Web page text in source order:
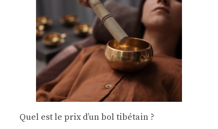
Quel est le prix d’un bol tibétain ?